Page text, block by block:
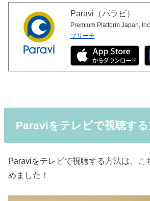
Paravi（パラビ）
Premium Platform Japan, Inc.
プリーチ
Paraviをテレビで視聴す
Paraviをテレビで視聴する方法は、こ
めました！